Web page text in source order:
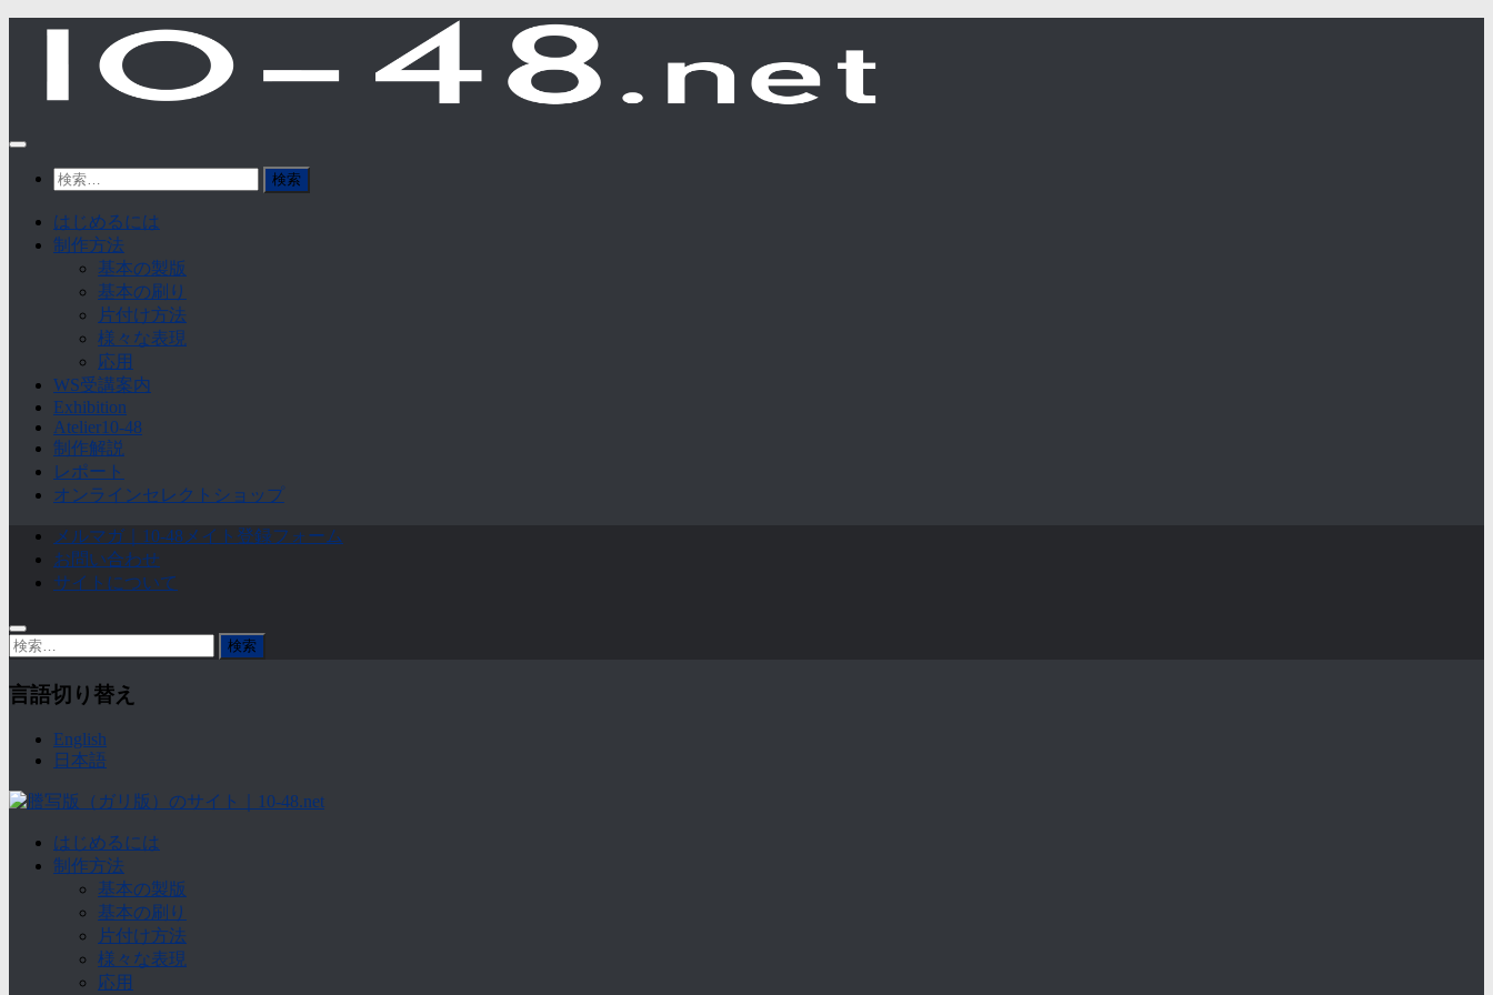
検
はじめるには
制作方法
基本の製版
基本の刷り
片付け方法
様々な表現
応用
WS受講案内
Exhibition
Atelier10-48
制作解説
レポート
オンラインセレクトショップ
メルマガ｜10-48メイト登録フォーム
お問い合わせ
サイトについて
検
言語切り替え
English
日本語
はじめるには
制作方法
基本の製版
基本の刷り
片付け方法
様々な表現
応用